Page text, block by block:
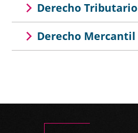
Derecho Tributario
Derecho Mercantil